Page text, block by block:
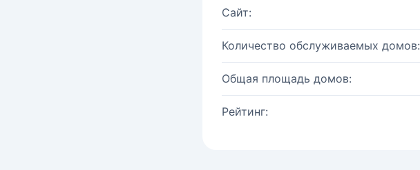
Сайт:
Количество обслуживаемых домов:
Общая площадь домов:
Рейтинг: